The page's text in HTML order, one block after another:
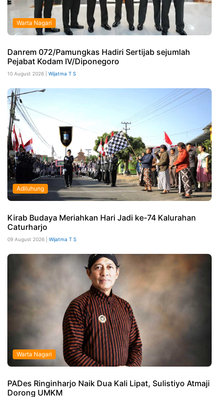
Warta Nagari
Danrem 072/Pamungkas Hadiri Sertijab sejumlah
Pejabat Kodam IV/Diponegoro
10 August 2026 | Wijatma T S
Adiluhung
Kirab Budaya Meriahkan Hari Jadi ke-74 Kalurahan
Caturharjo
09 August 2026 | Wijatma T S
Warta Nagari
PADes Ringinharjo Naik Dua Kali Lipat, Sulistiyo Atmaji
Dorong UMKM